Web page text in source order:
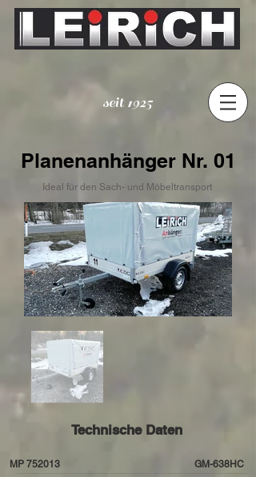
seit 1925
Planenanhänger Nr. 01
Ideal für den Sach- und Möbeltransport
Technische Daten
MP 752013
GM-638HC